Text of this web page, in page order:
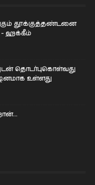
தூக்குத்தண்டனை
- ஹக்கீம்
தொடர்புகொள்வது
உள்ளது